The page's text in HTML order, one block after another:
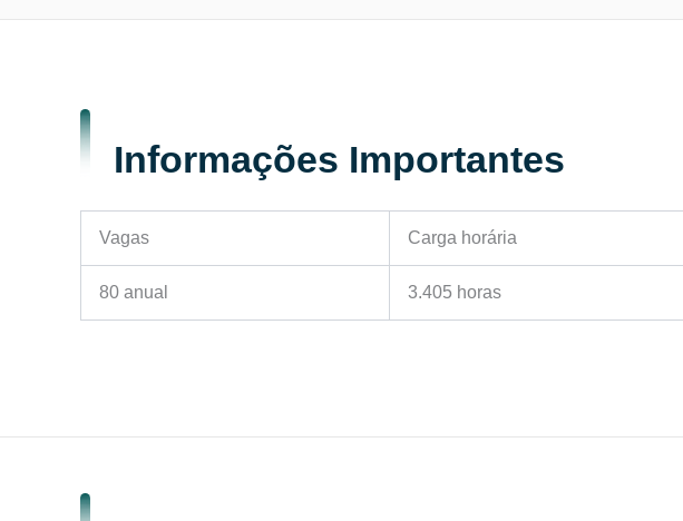
Informações Importantes
Vagas Carga horária
80 anual 3.405 horas